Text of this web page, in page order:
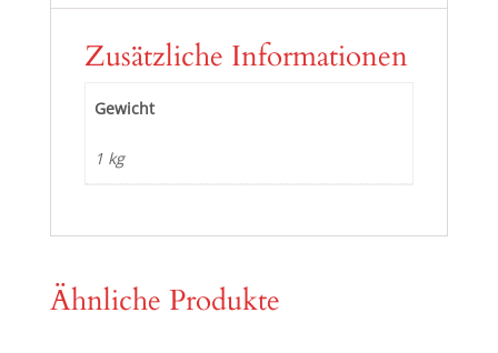
Zusätzliche Informationen
Gewicht
1 kg
Ähnliche Produkte